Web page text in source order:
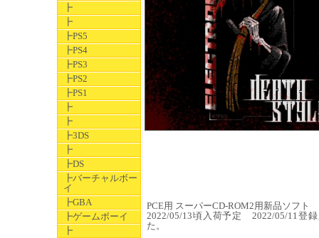
┣
┣
┣PS5
┣PS4
┣PS3
┣PS2
┣PS1
┣
┣
┣3DS
┣
┣DS
┣バーチャルボー
イ
┣GBA
┣ゲームボーイ
┣
PCE用 スーパーCD-ROM2用新品ソフト
2022/05/13頃入荷予定 2022/05/11登録
た。